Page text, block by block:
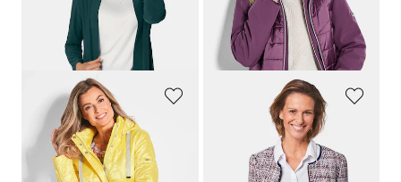
30-Tage-Bestpreis**: 89,95 €
+ 1
30-Tage-Bestpreis**: 139,95 €
(-28%)
GOLDNER
Steppjacke mit Wellenstepp
79,95 €169,95 €
Edler Bouclé-Blazer mit Jeanspaspel
139,95 €